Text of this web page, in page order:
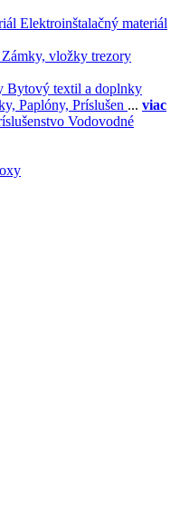
Elektroinštalačný materiál
Zámky, vložky trezory
Bytový textil a doplnky
Paplóny, Príslušen ... viac
Vodovodné